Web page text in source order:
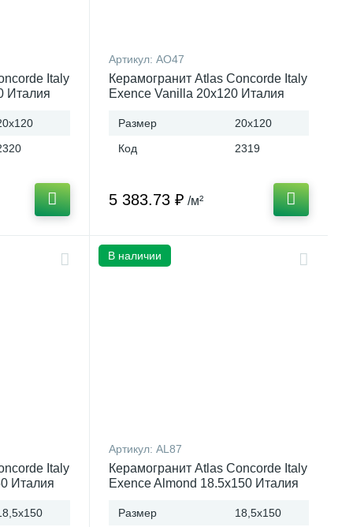
Italy
Италия
Артикул: AO47
Керамогранит Atlas Concorde Italy
Exence Vanilla 20x120 Италия
Размер
20x120
Код
2319
5 383.73 ₽ /м²
Italy
Италия
В наличии
Артикул: AL87
Керамогранит Atlas Concorde Italy
Exence Almond 18.5x150 Италия
Размер
18,5x150